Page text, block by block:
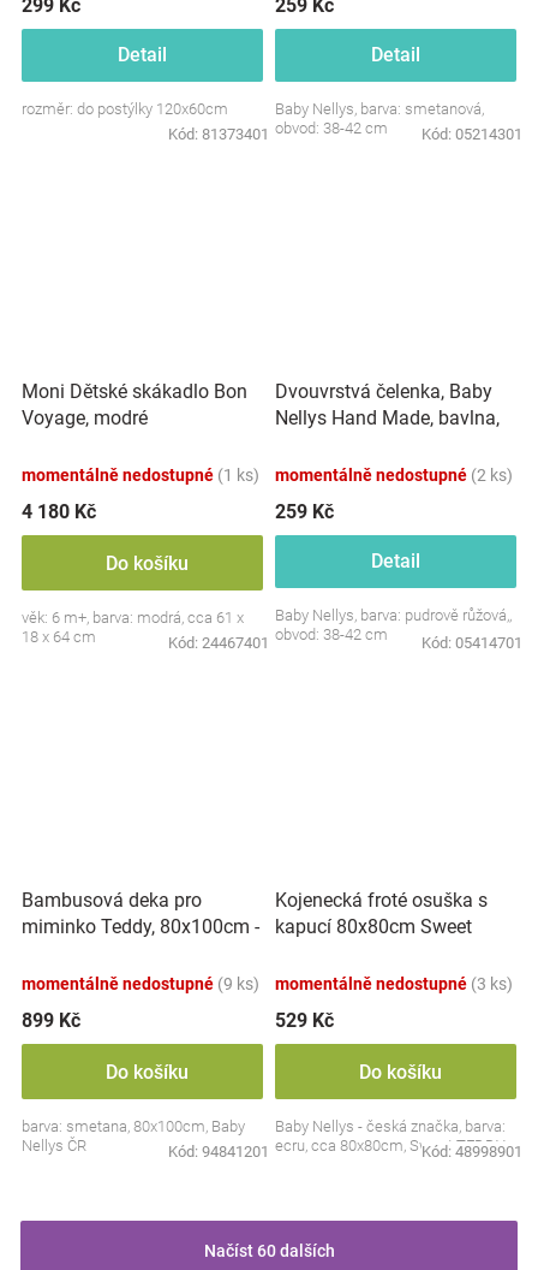
299 Kč
Detail
rozměr: do postýlky 120x60cm
Kód: 81373401
259 Kč
Detail
Baby Nellys, barva: smetanová,
obvod: 38-42 cm
Kód: 05214301
Moni Dětské skákadlo Bon
Voyage, modré
momentálně nedostupné (1 ks)
4 180 Kč
Do košíku
věk: 6 m+, barva: modrá, cca 61 x
18 x 64 cm
Kód: 24467401
Dvouvrstvá čelenka, Baby
Nellys Hand Made, bavlna,
růžová, 80/98
momentálně nedostupné (2 ks)
259 Kč
Detail
Baby Nellys, barva: pudrově růžová,,
obvod: 38-42 cm
Kód: 05414701
Bambusová deka pro
miminko Teddy, 80x100cm -
momentálně nedostupné (9 ks)
899 Kč
Do košíku
barva: smetana, 80x100cm, Baby
Nellys ČR
Kód: 94841201
Kojenecká froté osuška s
kapucí 80x80cm Sweet
momentálně nedostupné (3 ks)
529 Kč
Do košíku
Baby Nellys - česká značka, barva:
ecru, cca 80x80cm, Sweet TEDDY
Kód: 48998901
Načíst 60 dalších